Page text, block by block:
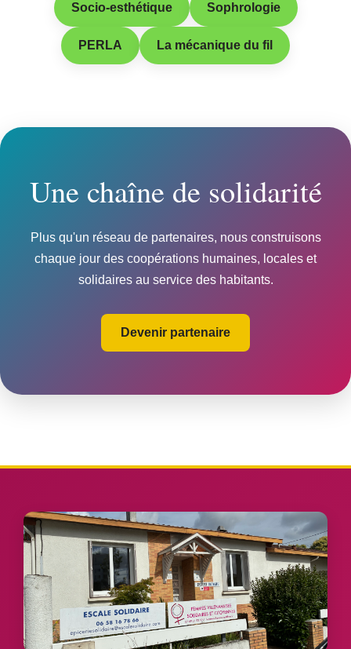
Socio-esthétique Sophrologie
PERLA La mécanique du fil
Une chaîne de solidarité
Plus qu'un réseau de partenaires, nous construisons
chaque jour des coopérations humaines, locales et
solidaires au service des habitants.
Devenir partenaire